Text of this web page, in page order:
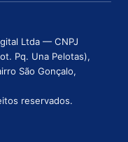
Ltda — CNPJ
Pq. Una Pelotas),
São Gonçalo,
reservados.